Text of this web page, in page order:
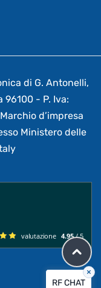
di G. Antonelli,
96100 - P. Iva:
d’impresa
Ministero delle
valutazione 4.95/ 5
RF CHAT
×